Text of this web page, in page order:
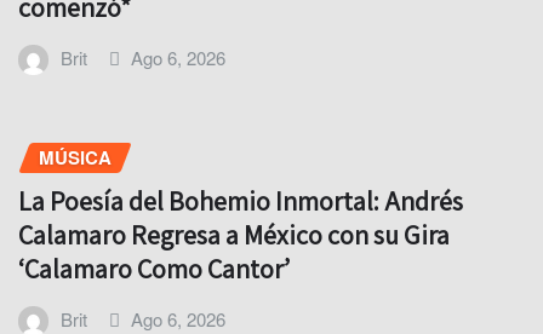
comenzó*
Brit Ago 6, 2026
MÚSICA
La Poesía del Bohemio Inmortal: Andrés
Calamaro Regresa a México con su Gira
‘Calamaro Como Cantor’
Brit Ago 6, 2026